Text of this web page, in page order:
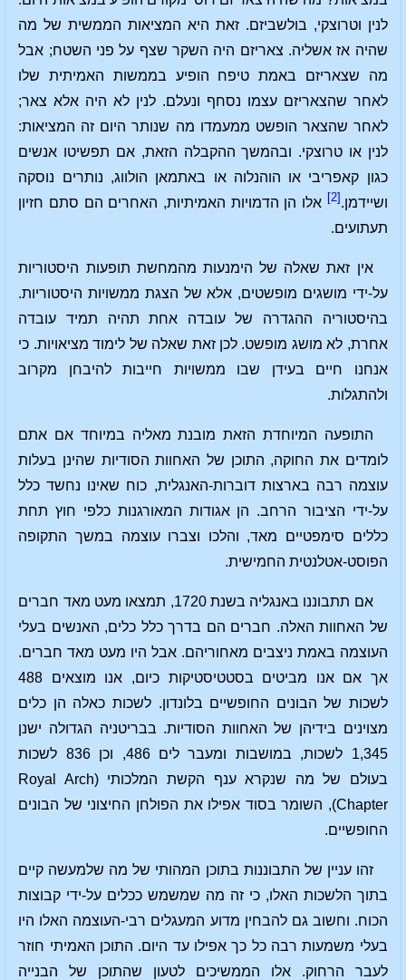
לנין וטרוצקי, בולשביזם. זאת היא המציאות הממשית של מה
שהיה אז אשליה. צאריזם היה השקר שצף על פני השטח; אבל
מה שצאריזם באמת טיפח הופיע בממשות האמיתית שלו
לאחר שהצאריזם עצמו נסחף ונעלם. לנין לא היה אלא צאר;
לאחר שהצאר הופשט ממעמדו מה שנותר היום זה המציאות:
לנין או טרוצקי. ובהמשך ההקבלה הזאת, אם תפשיטו אנשים
כגון קאפריבי או הוהנלוה או באתמאן הולווג, נותרים נוסקה
ושיידמן. [2]
אלו הן הדמויות האמיתיות, האחרים הם סתם חזיון
תעתועים.
אין זאת שאלה של הימנעות מהמחשת תופעות היסטוריות
על-ידי מושגים מופשטים, אלא של הצגת ממשויות היסטוריות.
בהיסטוריה ההגדרה של עובדה אחת תהיה תמיד עובדה
אחרת, לא מושג מופשט. לכן זאת שאלה של לימוד מציאויות. כי
אנחנו חיים בעידן שבו ממשויות חייבות להיבחן מקרוב
ולהתגלות.
התופעה המיוחדת הזאת מובנת מאליה במיוחד אם אתם
לומדים את החוקה, התוכן של האחוות הסודיות שהינן בעלות
עוצמה רבה בארצות דוברות-האנגלית, כוח שאינו נחשד כלל
על-ידי הציבור הרחב. הן אגודות המאורגנות כלפי חוץ תחת
כללים סימפטיים מאד, והלכו וצברו עוצמה במשך התקופה
הפוסט-אטלנטית החמישית.
אם תתבוננו באנגליה בשנת 1720, תמצאו מעט מאד חברים
של האחוות האלה. חברים הם בדרך כלל כלים, האנשים בעלי
העוצמה באמת ניצבים מאחוריהם. אבל היו מעט מאד חברים.
אך אם אנו מביטים בסטטיסטיקות כיום, אנו מוצאים 488
לשכות של הבונים החופשיים בלונדון. לשכות כאלה הן כלים
מצוינים בידיהן של האחוות הסודיות. בבריטניה הגדולה ישנן
1,345 לשכות, במושבות ומעבר לים 486, וכן 836 לשכות
בעולם של מה שנקרא ענף הקשת המלכותי (Royal Arch
Chapter), השומר בסוד אפילו את הפולחן החיצוני של הבונים
החופשיים.
זהו עניין של התבוננות בתוכן המהותי של מה שלמעשה קיים
בתוך הלשכות האלו, כי זה מה שמשמש ככלים על-ידי קבוצות
הכוח. וחשוב גם להבחין מדוע המעגלים רבי-העוצמה האלו היו
בעלי משמעות רבה כל כך אפילו עד היום. התוכן האמיתי חוזר
לעבר הרחוק. אלו הממשיכים לטעון שהתוכן של הבנייה